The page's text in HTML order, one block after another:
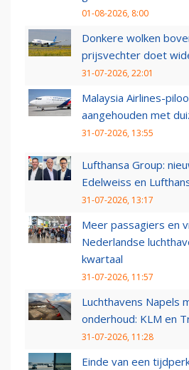
01-08-2026, 8:00
Donkere wolken
prijsvechter doet
31-07-2026, 22:01
Malaysia Airlines-
aangehouden met
31-07-2026, 13:55
Lufthansa Group:
Edelweiss en
31-07-2026, 13:17
Meer passagiers en
Nederlandse
kwartaal
31-07-2026, 11:57
Luchthavens Napels
onderhoud: KLM en
31-07-2026, 11:28
Einde van een